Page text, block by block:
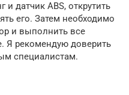
датчик ABS, открутить
его. Затем необходимо
и выполнить все
Я рекомендую доверить
специалистам.